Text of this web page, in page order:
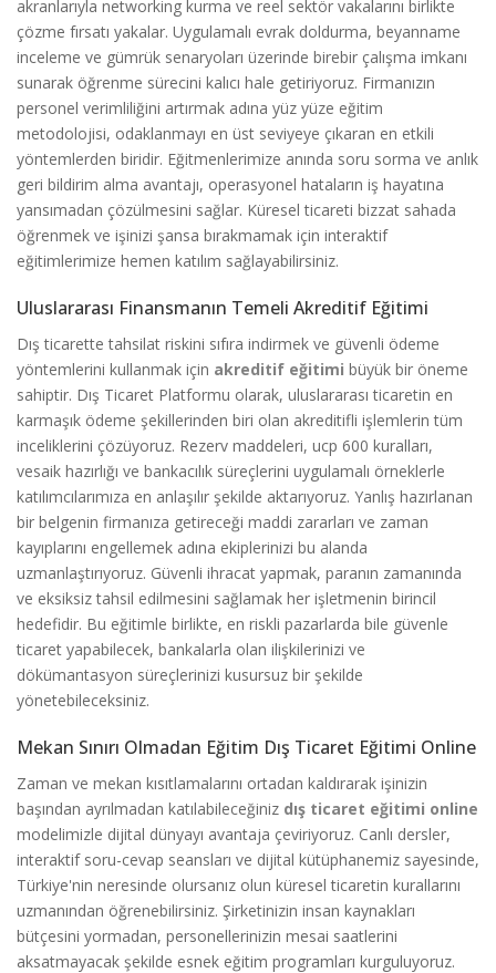
akranlarıyla networking kurma ve reel sektör vakalarını birlikte
çözme fırsatı yakalar. Uygulamalı evrak doldurma, beyanname
inceleme ve gümrük senaryoları üzerinde birebir çalışma imkanı
sunarak öğrenme sürecini kalıcı hale getiriyoruz. Firmanızın
personel verimliliğini artırmak adına yüz yüze eğitim
metodolojisi, odaklanmayı en üst seviyeye çıkaran en etkili
yöntemlerden biridir. Eğitmenlerimize anında soru sorma ve anlık
geri bildirim alma avantajı, operasyonel hataların iş hayatına
yansımadan çözülmesini sağlar. Küresel ticareti bizzat sahada
öğrenmek ve işinizi şansa bırakmamak için interaktif
eğitimlerimize hemen katılım sağlayabilirsiniz.
Uluslararası Finansmanın Temeli Akreditif Eğitimi
Dış ticarette tahsilat riskini sıfıra indirmek ve güvenli ödeme
yöntemlerini kullanmak için akreditif eğitimi büyük bir öneme
sahiptir. Dış Ticaret Platformu olarak, uluslararası ticaretin en
karmaşık ödeme şekillerinden biri olan akreditifli işlemlerin tüm
inceliklerini çözüyoruz. Rezerv maddeleri, ucp 600 kuralları,
vesaik hazırlığı ve bankacılık süreçlerini uygulamalı örneklerle
katılımcılarımıza en anlaşılır şekilde aktarıyoruz. Yanlış hazırlanan
bir belgenin firmanıza getireceği maddi zararları ve zaman
kayıplarını engellemek adına ekiplerinizi bu alanda
uzmanlaştırıyoruz. Güvenli ihracat yapmak, paranın zamanında
ve eksiksiz tahsil edilmesini sağlamak her işletmenin birincil
hedefidir. Bu eğitimle birlikte, en riskli pazarlarda bile güvenle
ticaret yapabilecek, bankalarla olan ilişkilerinizi ve
dökümantasyon süreçlerinizi kusursuz bir şekilde
yönetebileceksiniz.
Mekan Sınırı Olmadan Eğitim Dış Ticaret Eğitimi Online
Zaman ve mekan kısıtlamalarını ortadan kaldırarak işinizin
başından ayrılmadan katılabileceğiniz dış ticaret eğitimi online
modelimizle dijital dünyayı avantaja çeviriyoruz. Canlı dersler,
interaktif soru-cevap seansları ve dijital kütüphanemiz sayesinde,
Türkiye'nin neresinde olursanız olun küresel ticaretin kurallarını
uzmanından öğrenebilirsiniz. Şirketinizin insan kaynakları
bütçesini yormadan, personellerinizin mesai saatlerini
aksatmayacak şekilde esnek eğitim programları kurguluyoruz.